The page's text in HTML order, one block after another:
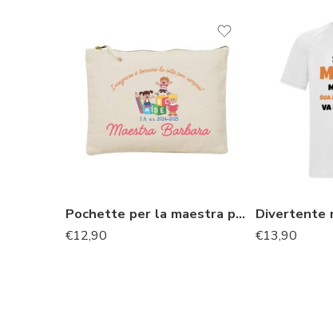
Pochette per la maestra personalizzata regalo fine anno
€12,90 €13,90